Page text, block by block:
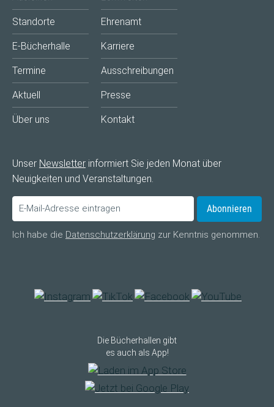
Standorte
E-Bücherhalle
Termine
Aktuell
Über uns
Ehrenamt
Karriere
Ausschreibungen
Presse
Kontakt
Unser Newsletter informiert Sie jeden Monat über
Neuigkeiten und Veranstaltungen.
Abonnieren
Ich habe die Datenschutzerklärung zur Kenntnis genommen.
Die Bücherhallen gibt
es auch als App!